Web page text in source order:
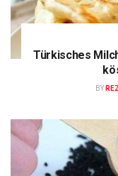
Türkisches
BY